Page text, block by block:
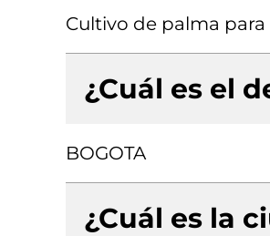
Cultivo de palma
¿Cuál es el
BOGOTA
¿Cuál es la